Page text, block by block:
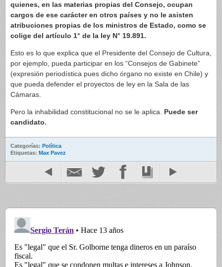
quienes, en las materias propias del Consejo, ocupan
cargos de ese carácter en otros países y no le asisten
atribuciones propias de los ministros de Estado, como se
colige del artículo 1° de la ley N° 19.891.
Esto es lo que explica que el Presidente del Consejo de Cultura,
por ejemplo, pueda participar en los “Consejos de Gabinete”
(expresión periodística pues dicho órgano no existe en Chile) y
que pueda defender el proyectos de ley en la Sala de las
Cámaras.
Pero la inhabilidad constitucional no se le aplica. Puede ser
candidato.
Categorías: Política
Etiquetas: Max Pavez